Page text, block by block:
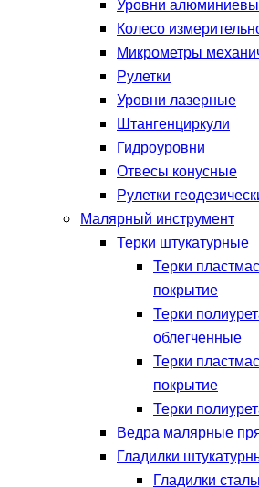
Уровни
Колесо
Микрометры
Рулетки
Уровни лазерные
Штангенциркули
Гидроуровни
Отвесы конусные
Рулетки
Малярный инструмент
Терки штукатурные
Терки
покрытие
Терки
облегченные
Терки
покрытие
Терки
Ведра малярные
Гладилки
Гладилки